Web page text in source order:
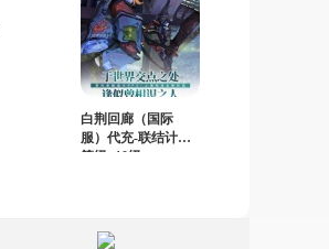
白荆回廊（国际
服）代充-联结计划
等级+10级